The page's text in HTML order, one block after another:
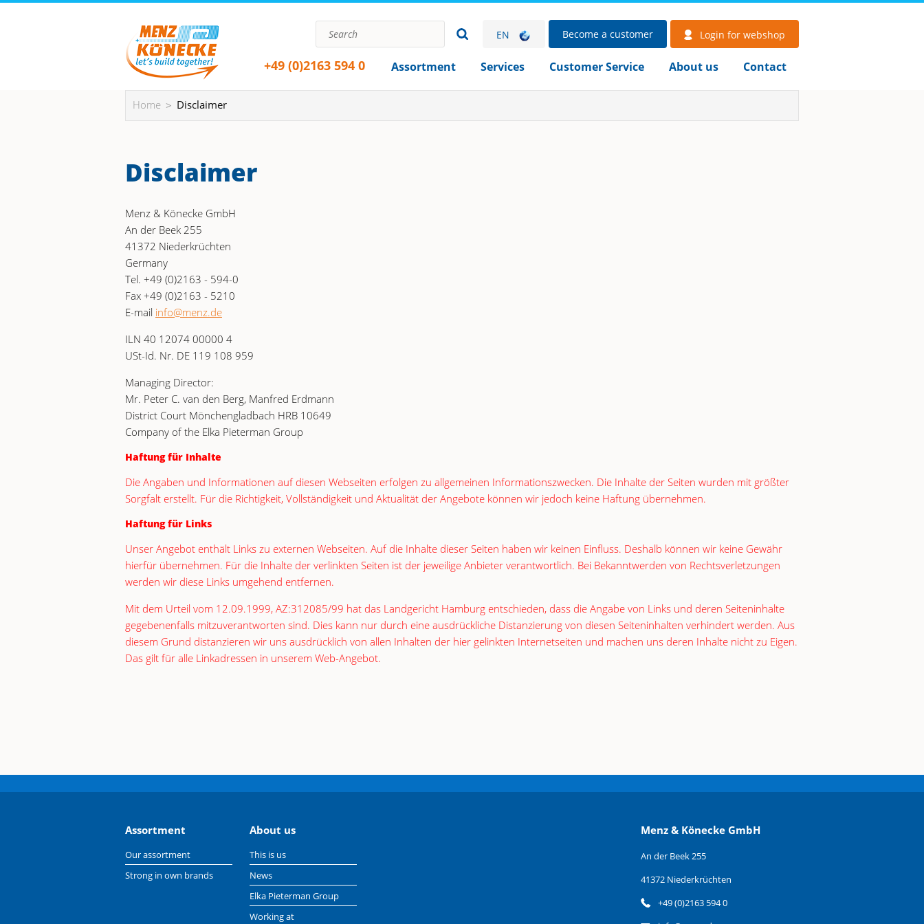
+49 (0)2163 594 0
EN Become a customer Login for webshop
Assortment Services Customer Service About us Contact
Home Disclaimer
Disclaimer
Menz & Könecke GmbH
An der Beek 255
41372 Niederkrüchten
Germany
Tel. +49 (0)2163 - 594-0
Fax +49 (0)2163 - 5210
E-mail info@menz.de
ILN 40 12074 00000 4
USt-Id. Nr. DE 119 108 959
Managing Director:
Mr. Peter C. van den Berg, Manfred Erdmann
District Court Mönchengladbach HRB 10649
Company of the Elka Pieterman Group
Haftung für Inhalte
Die Angaben und Informationen auf diesen Webseiten erfolgen zu allgemeinen Informationszwecken. Die Inhalte der Seiten wurden mit größter
Sorgfalt erstellt. Für die Richtigkeit, Vollständigkeit und Aktualität der Angebote können wir jedoch keine Haftung übernehmen.
Haftung für Links
Unser Angebot enthält Links zu externen Webseiten. Auf die Inhalte dieser Seiten haben wir keinen Einfluss. Deshalb können wir keine Gewähr
hierfür übernehmen. Für die Inhalte der verlinkten Seiten ist der jeweilige Anbieter verantwortlich. Bei Bekanntwerden von Rechtsverletzungen
werden wir diese Links umgehend entfernen.
Mit dem Urteil vom 12.09.1999, AZ:312085/99 hat das Landgericht Hamburg entschieden, dass die Angabe von Links und deren Seiteninhalte
gegebenenfalls mitzuverantworten sind. Dies kann nur durch eine ausdrückliche Distanzierung von diesen Seiteninhalten verhindert werden. Aus
diesem Grund distanzieren wir uns ausdrücklich von allen Inhalten der hier gelinkten Internetseiten und machen uns deren Inhalte nicht zu Eigen.
Das gilt für alle Linkadressen in unserem Web-Angebot.
Assortment
Our assortment
Strong in own brands
About us
This is us
News
Elka Pieterman Group
Working at
Menz & Könecke GmbH
An der Beek 255
41372 Niederkrüchten
+49 (0)2163 594 0